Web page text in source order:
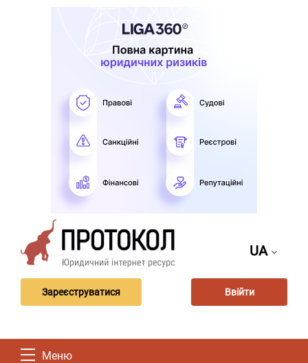
UA
Зареєструватися Ввійти
Меню